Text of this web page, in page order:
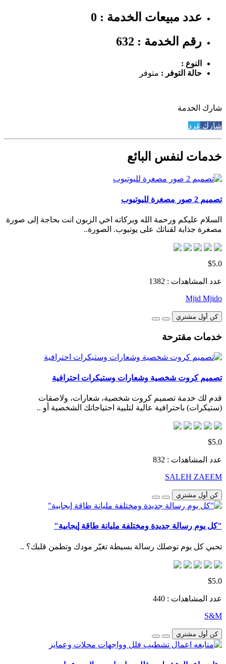
عدد مبيعات الخدمة : 0
رقم الخدمة : 632
النوع :
حالة التوفر : متوفر
شارك الخدمة
شارك غرد
خدمات لنفس البائع
تصميم 2 صور مصغرة لليوتيوب
السلام عليكم ورحمة الله وبركاته اخي الزبون انت بحاجة إلى صورة
مصغرة جذابة لقناتك على يوتيوب. الصورة..
$5.0
عدد المشاهدات : 1382
Mjid Mjido
كن أول مشتري
خدمات مقترحة
تصميم كروت شخصية وشعارات وستيكرات احترافية
قدم لك خدمة تصميم كروت شخصية، شعارات، ولاصقات
(ستيكرات) باحترافية عالية لتلبية احتياجاتك الشخصية أو ..
$5.0
عدد المشاهدات : 832
SALEH ZAEEM
كن أول مشتري
"كل يوم رسالة جديدة ومختلفة مليانة طاقة إيجابية"
تحبي كل يوم توصلك رسالة بسيطة تغيّر مودك وتطمن قلبك؟ ..
$5.0
عدد المشاهدات : 440
S&M
كن أول مشتري